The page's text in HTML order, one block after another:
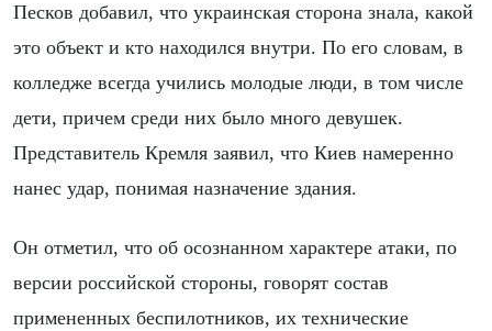
Песков добавил, что украинская сторона знала, какой
это объект и кто находился внутри. По его словам, в
колледже всегда учились молодые люди, в том числе
дети, причем среди них было много девушек.
Представитель Кремля заявил, что Киев намеренно
нанес удар, понимая назначение здания.
Он отметил, что об осознанном характере атаки, по
версии российской стороны, говорят состав
примененных беспилотников, их технические